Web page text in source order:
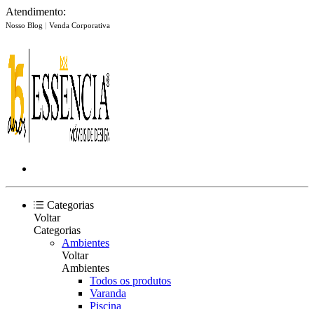
Atendimento:
Nosso Blog | Venda Corporativa
Categorias
Voltar
Categorias
Ambientes
Voltar
Ambientes
Todos os produtos
Varanda
Piscina